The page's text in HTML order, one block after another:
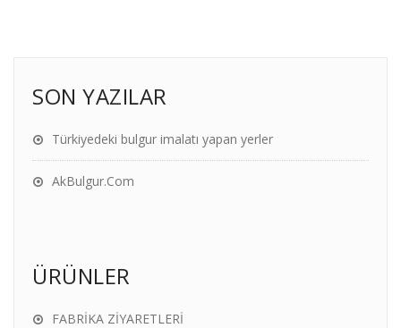
SON YAZILAR
Türkiyedeki bulgur imalatı yapan yerler
AkBulgur.Com
ÜRÜNLER
FABRİKA ZİYARETLERİ